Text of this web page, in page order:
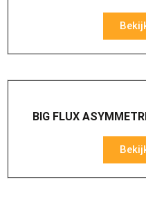
BIG FLUX